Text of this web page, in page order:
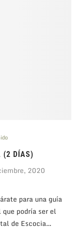
(2 DÍAS)
2020
para una guía
podría ser el
de Escocia…